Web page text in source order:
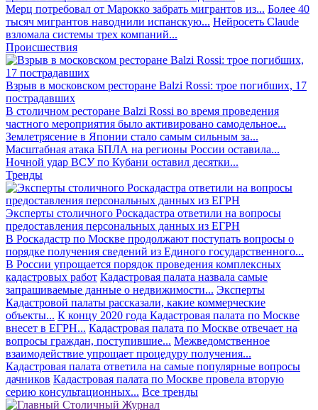
Мерц потребовал от Марокко забрать мигрантов из... Более 40
тысяч мигрантов наводнили испанскую... Нейросеть Claude
взломала системы трех компаний...
Происшествия
Взрыв в московском ресторане Balzi Rossi: трое погибших, 17
пострадавших
В столичном ресторане Balzi Rossi во время проведения
частного мероприятия было активировано самодельное...
Землетрясение в Японии стало самым сильным за...
Масштабная атака БПЛА на регионы России оставила...
Ночной удар ВСУ по Кубани оставил десятки...
Тренды
Эксперты столичного Роскадастра ответили на вопросы
предоставления персональных данных из ЕГРН
В Роскадастр по Москве продолжают поступать вопросы о
порядке получения сведений из Единого государственного...
В России упрощается порядок проведения комплексных
кадастровых работ Кадастровая палата назвала самые
запрашиваемые данные о недвижимости... Эксперты
Кадастровой палаты рассказали, какие коммерческие
объекты... К концу 2020 года Кадастровая палата по Москве
внесет в ЕГРН... Кадастровая палата по Москве отвечает на
вопросы граждан, поступившие... Межведомственное
взаимодействие упрощает процедуру получения...
Кадастровая палата ответила на самые популярные вопросы
дачников Кадастровая палата по Москве провела вторую
серию консультационных... Все тренды